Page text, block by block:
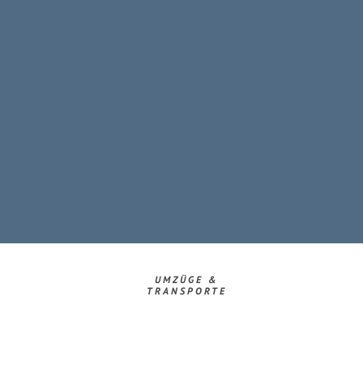
UMZÜGE &
TRANSPORTE